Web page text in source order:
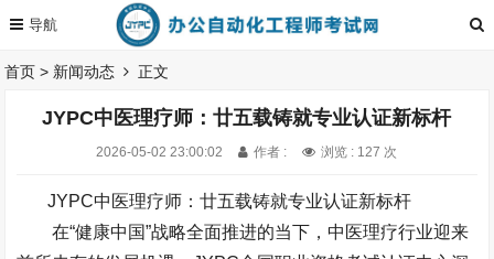
首页 > 新闻动态 正文
JYPC中医理疗师：廿五载铸就专业认证新标杆
2026-05-02 23:00:02 作者 : 浏览 : 127 次
JYPC中医理疗师：廿五载铸就专业认证新标杆
在“健康中国”战略全面推进的当下，中医理疗行业迎来